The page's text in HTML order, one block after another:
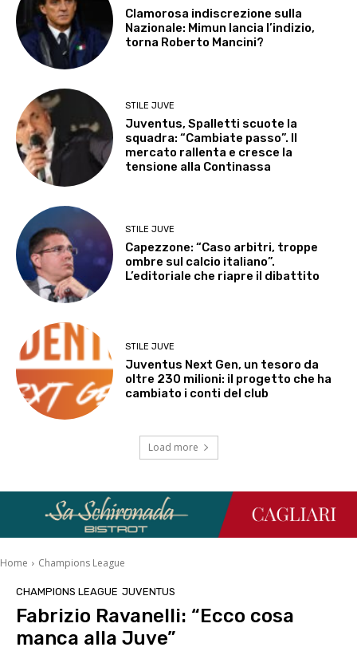
Clamorosa indiscrezione sulla
Nazionale: Mimun lancia l’indizio,
torna Roberto Mancini?
STILE JUVE
Juventus, Spalletti scuote la
squadra: “Cambiate passo”. Il
mercato rallenta e cresce la
tensione alla Continassa
STILE JUVE
Capezzone: “Caso arbitri, troppe
ombre sul calcio italiano”.
L’editoriale che riapre il dibattito
STILE JUVE
Juventus Next Gen, un tesoro da
oltre 230 milioni: il progetto che ha
cambiato i conti del club
Load more